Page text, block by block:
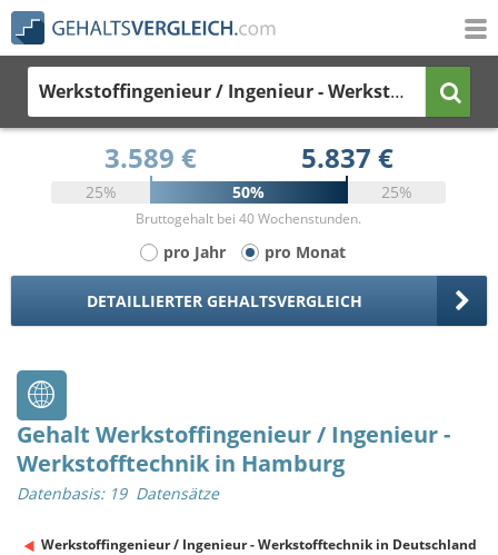
Werkstoffingenieur / Ingenieur - Werkstofftechnik
3.589 € 5.837 €
25% 50% 25%
Bruttogehalt bei 40 Wochenstunden.
pro Jahr pro Monat
DETAILLIERTER GEHALTSVERGLEICH
Gehalt Werkstoffingenieur / Ingenieur -
Werkstofftechnik in Hamburg
Datenbasis: 19 Datensätze
Werkstoffingenieur / Ingenieur - Werkstofftechnik in Deutschland